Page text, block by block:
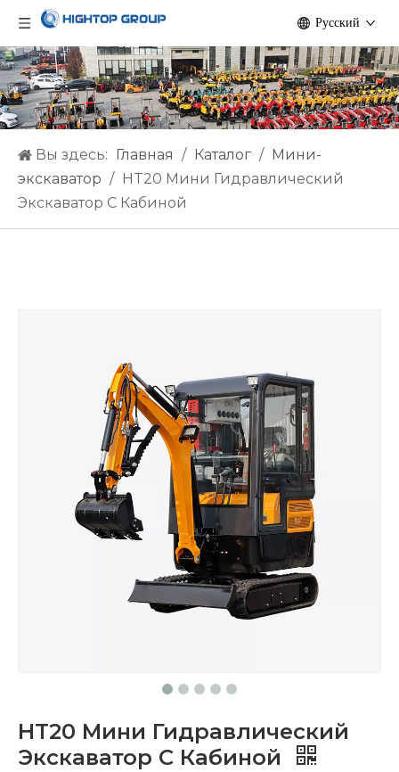
Pусский
Вы здесь: Главная / Каталог /
Мини-
экскаватор /
HT20 Мини Гидравлический
Экскаватор С Кабиной
HT20 Мини Гидравлический
Экскаватор С Кабиной